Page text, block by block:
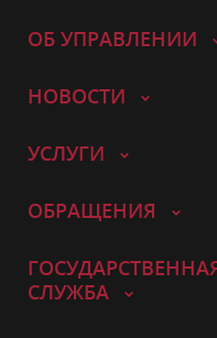
ОБ УПРАВЛЕНИИ
НОВОСТИ
УСЛУГИ
ОБРАЩЕНИЯ
СЛУЖБА